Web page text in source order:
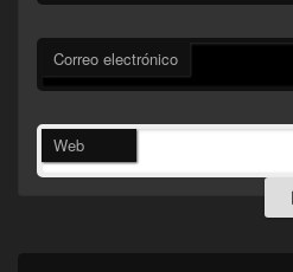
Correo electrónico
Web